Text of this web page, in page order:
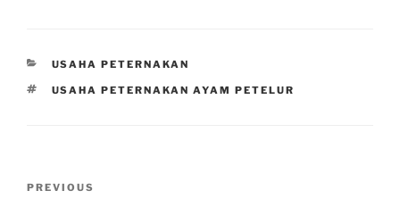
CATEGORIES
USAHA PETERNAKAN
TAGS
USAHA PETERNAKAN AYAM PETELUR
Previous
PREVIOUS